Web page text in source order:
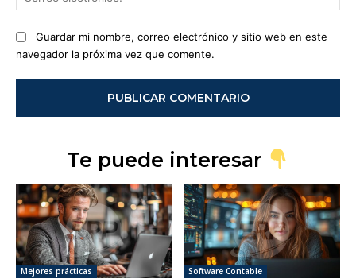
Guardar mi nombre, correo electrónico y sitio web en este
navegador la próxima vez que comente.
Te puede interesar
Mejores prácticas Software Contable